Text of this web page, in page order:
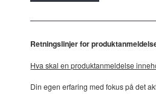
Retningslinjer for
Hva skal en produktanmeldelse
Din egen erfaring med fokus på det